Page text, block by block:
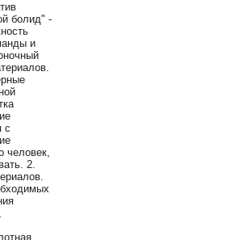
болид" -
и
с
человек,
2.